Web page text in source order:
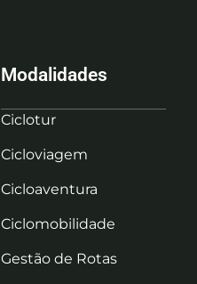
Modalidades
Ciclotur
Cicloviagem
Cicloaventura
Ciclomobilidade
Gestão de Rotas